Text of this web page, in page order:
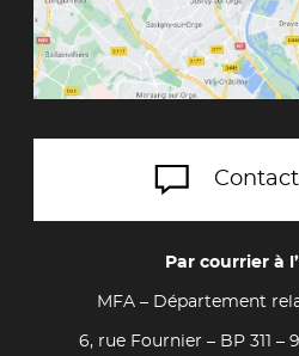
Par courrier à
MFA – Département
6, rue Fournier – BP 311 –